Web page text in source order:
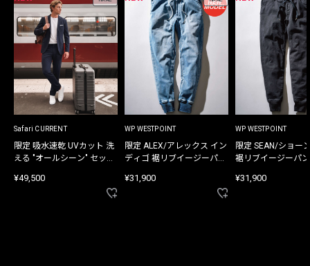
Safari CURRENT
限定 吸水速乾 UVカット 洗
える "オールシーン" セット
¥49,500
WP WESTPOINT
限定 ALEX/アレックス イン
ディゴ 裾リブイージーパン
¥31,900
WP WESTPOINT
限定 SEAN/ショー
裾リブイージーパ
¥31,900